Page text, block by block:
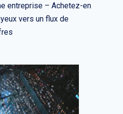
entreprise – Achetez-en
vers un flux de